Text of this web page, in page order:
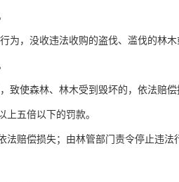
，没收违法收购的盗伐、滥伐的林木
使森林、林木受到毁坏的，依法赔偿
五倍以下的罚款。
赔偿损失；由林管部门责令停止违法